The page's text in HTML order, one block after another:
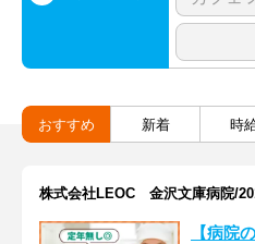
おすすめ 新着 時
株式会社LEOC 金沢文庫病院/
【病院